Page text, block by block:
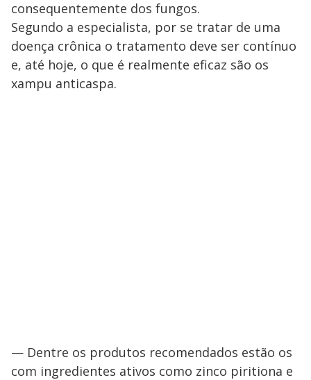
consequentemente dos fungos.
Segundo a especialista, por se tratar de uma
doença crônica o tratamento deve ser contínuo
e, até hoje, o que é realmente eficaz são os
xampu anticaspa.
— Dentre os produtos recomendados estão os
com ingredientes ativos como zinco piritiona e